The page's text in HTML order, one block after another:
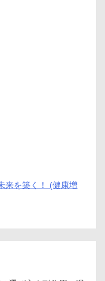
来を築く！ (健康増